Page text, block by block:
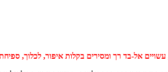
אל-בד רך ומסירים בקלות איפור, לכלוך,